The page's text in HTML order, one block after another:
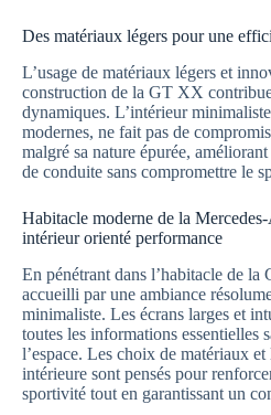
Des matériaux légers pour une
L’usage de matériaux légers et
construction de la GT XX
dynamiques. L’intérieur
modernes, ne fait pas de
malgré sa nature épurée,
de conduite sans compromettre le
Habitacle moderne de la
intérieur orienté performance
En pénétrant dans l’habitacle de
accueilli par une ambiance
minimaliste. Les écrans larges et
toutes les informations essentielles
l’espace. Les choix de matériaux
intérieure sont pensés pour
sportivité tout en garantissant un